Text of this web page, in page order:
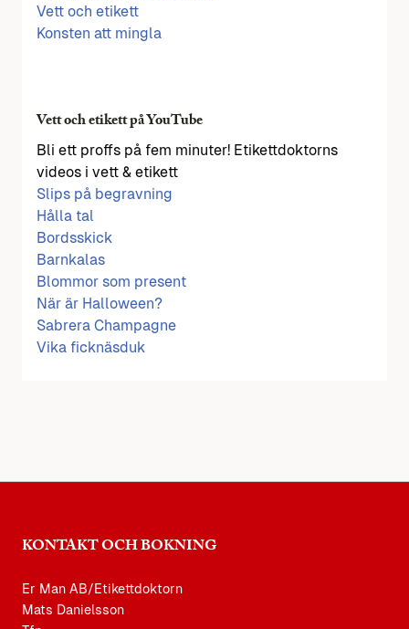
Vett och etikett
Konsten att mingla
Vett och etikett på YouTube
Bli ett proffs på fem minuter! Etikettdoktorns
videos i vett & etikett
Slips på begravning
Hålla tal
Bordsskick
Barnkalas
Blommor som present
När är Halloween?
Sabrera Champagne
Vika ficknäsduk
KONTAKT OCH BOKNING
Er Man AB/Etikettdoktorn
Mats Danielsson